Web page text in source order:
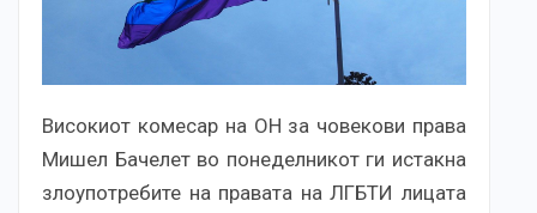
Високиот комесар на ОН за човекови права
Мишел Бачелет во понеделникот ги истакна
злоупотребите на правата на ЛГБТИ лицата